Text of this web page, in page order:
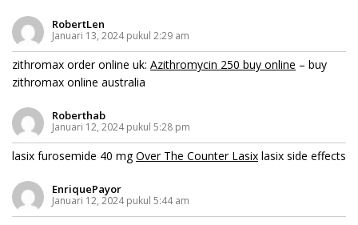
RobertLen
Januari 13, 2024 pukul 2:29 am
zithromax order online uk: Azithromycin 250 buy online – buy
zithromax online australia
Roberthab
Januari 12, 2024 pukul 5:28 pm
lasix furosemide 40 mgOver The Counter Lasix lasix side effects
EnriquePayor
Januari 12, 2024 pukul 5:44 am